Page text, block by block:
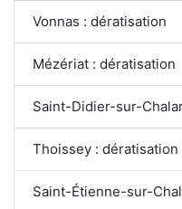
Vonnas : dératisation
Mézériat : dératisation
Saint-Didier-sur-
Thoissey : dératisation
Saint-Étienne-sur-